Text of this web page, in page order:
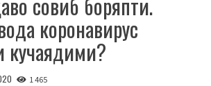
коронавирус
кучаядими?
1 465